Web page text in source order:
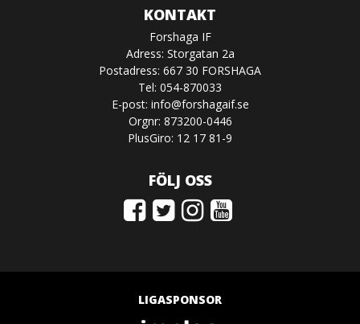
KONTAKT
Forshaga IF
Adress: Storgatan 2a
Postadress: 667 30 FORSHAGA
Tel: 054-870033
E-post: info@forshagaif.se
Orgnr: 873200-0446
PlusGiro: 12 17 81-9
FÖLJ OSS
LIGASPONSOR